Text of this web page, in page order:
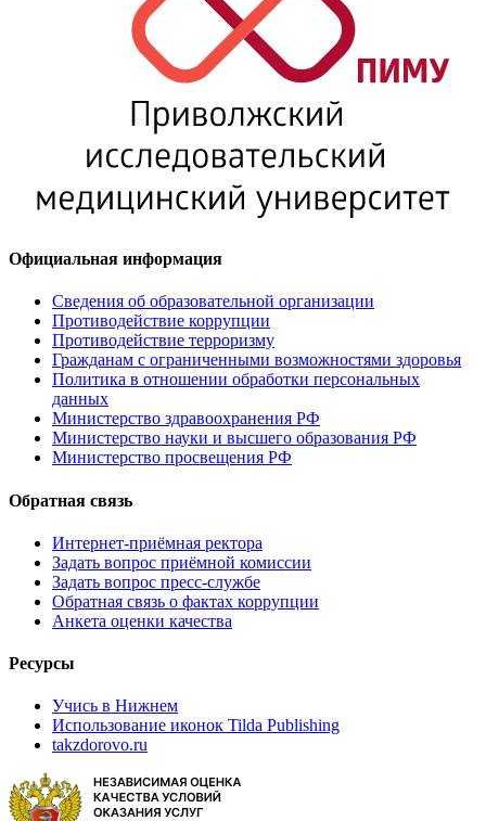
Официальная информация
Сведения об образовательной организации
Противодействие коррупции
Противодействие терроризму
Гражданам с ограниченными возможностями здоровья
Политика в отношении обработки персональных
данных
Министерство здравоохранения РФ
Министерство науки и высшего образования РФ
Министерство просвещения РФ
Обратная связь
Интернет-приёмная ректора
Задать вопрос приёмной комиссии
Задать вопрос пресс-службе
Обратная связь о фактах коррупции
Анкета оценки качества
Ресурсы
Учись в Нижнем
Использование иконок Tilda Publishing
takzdorovo.ru